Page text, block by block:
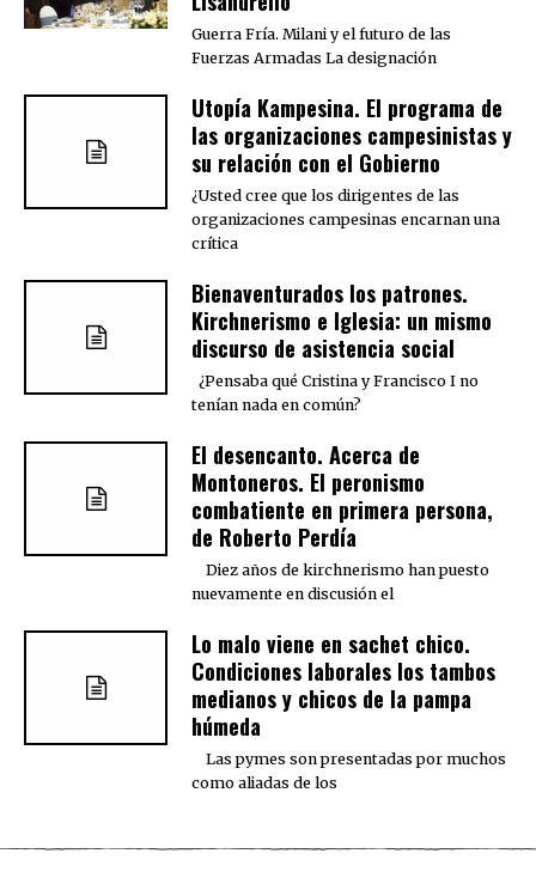
Guerra Fría. Milani y el futuro de las
Fuerzas Armadas La designación
Utopía Kampesina. El programa de
las organizaciones campesinistas y
su relación con el Gobierno
¿Usted cree que los dirigentes de las
organizaciones campesinas encarnan una
crítica
Bienaventurados los patrones.
Kirchnerismo e Iglesia: un mismo
discurso de asistencia social
¿Pensaba qué Cristina y Francisco I no
tenían nada en común?
El desencanto. Acerca de
Montoneros. El peronismo
combatiente en primera persona,
de Roberto Perdía
Diez años de kirchnerismo han puesto
nuevamente en discusión el
Lo malo viene en sachet chico.
Condiciones laborales los tambos
medianos y chicos de la pampa
húmeda
Las pymes son presentadas por muchos
como aliadas de los